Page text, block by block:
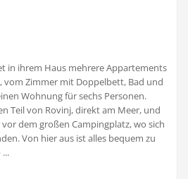
in ihrem Haus mehrere Appartements
vom Zimmer mit Doppelbett, Bad und
Wohnung für sechs Personen.
Teil von Rovinj, direkt am Meer, und
dem großen Campingplatz, wo sich
Von hier aus ist alles bequem zu